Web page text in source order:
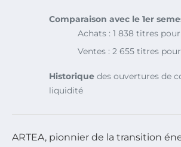
Comparaison avec le 1er
Achats : 1 838 titres
Ventes : 2 655 titres
Historique des ouvertures de
liquidité
ARTEA, pionnier de la transition